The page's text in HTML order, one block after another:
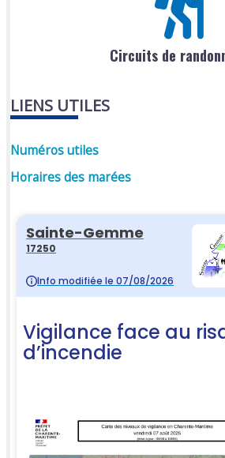
Circuits de
LIENS UTILES
Numéros utiles
Horaires des marées